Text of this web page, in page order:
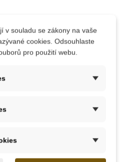
v souladu se zákony na vaše
cookies. Odsouhlaste
pro použití webu.